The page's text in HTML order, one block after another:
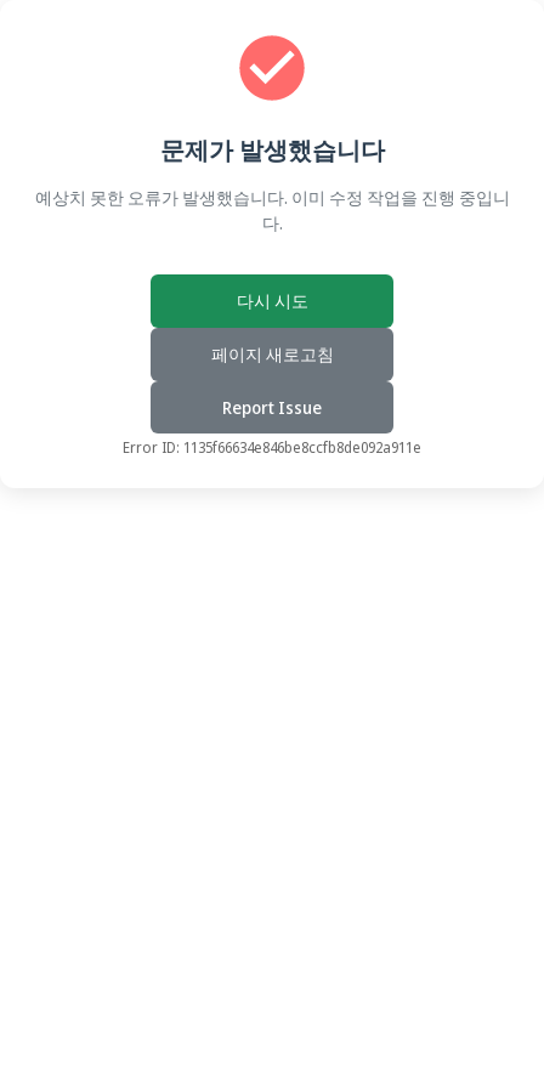
문제가 발생했습니다
예상치 못한 오류가 발생했습니다. 이미 수정 작업을 진행 중입니
다.
다시 시도
페이지 새로고침
Report Issue
Error ID: 1135f66634e846be8ccfb8de092a911e